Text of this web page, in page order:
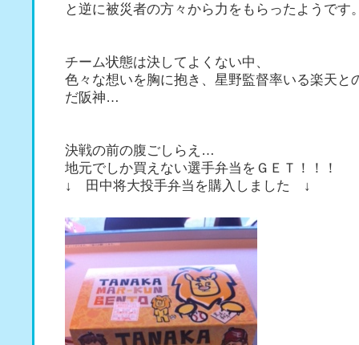
と逆に被災者の方々から力をもらったようです
チーム状態は決してよくない中、
色々な想いを胸に抱き、星野監督率いる楽天と
だ阪神…
決戦の前の腹ごしらえ…
地元でしか買えない選手弁当をＧＥＴ！！！
↓ 田中将大投手弁当を購入しました ↓